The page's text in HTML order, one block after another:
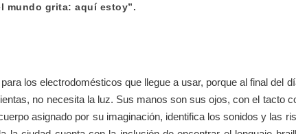
mundo grita: aquí estoy”.
los electrodomésticos que llegue a usar, porque al final del
no necesita la luz. Sus manos son sus ojos, con el tacto
asignado por su imaginación, identifica los sonidos y las